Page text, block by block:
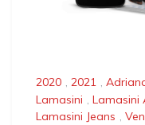
2020 , 2021 ,
Lamasini , Lamasini
Lamasini Jeans ,